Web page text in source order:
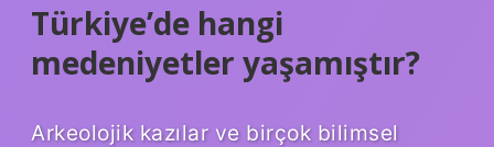
Türkiye’de hangi
medeniyetler yaşamıştır?
Arkeolojik kazılar ve birçok bilimsel